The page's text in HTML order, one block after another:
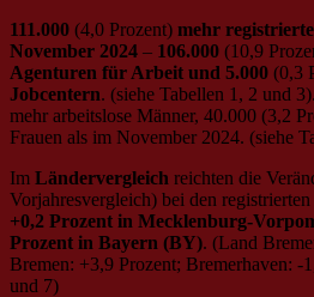
111.000 (4,0 Prozent) mehr
November 2024 – 106.000 (10,9
Agenturen für Arbeit und 5.000 (0,3
Jobcentern. (siehe Tabellen 1, 2 und
mehr arbeitslose Männer, 40.000 (3,2
Frauen als im November 2024. (siehe
Im Ländervergleich reichten die
Vorjahresvergleich) bei den
+0,2 Prozent in Mecklenburg-
Prozent in Bayern (BY). (Land
Bremen: +3,9 Prozent; Bremerhaven: -
und 7)